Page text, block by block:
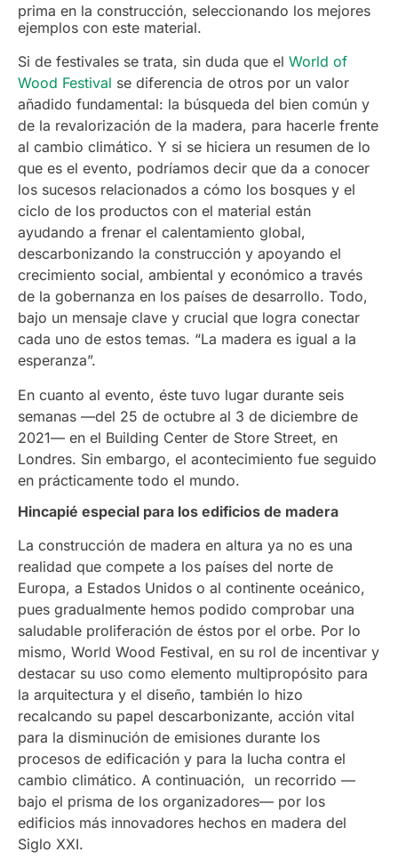
prima en la construcción, seleccionando los mejores
ejemplos con este material.
Si de festivales se trata, sin duda que el World of
Wood Festival se diferencia de otros por un valor
añadido fundamental: la búsqueda del bien común y
de la revalorización de la madera, para hacerle frente
al cambio climático. Y si se hiciera un resumen de lo
que es el evento, podríamos decir que da a conocer
los sucesos relacionados a cómo los bosques y el
ciclo de los productos con el material están
ayudando a frenar el calentamiento global,
descarbonizando la construcción y apoyando el
crecimiento social, ambiental y económico a través
de la gobernanza en los países de desarrollo. Todo,
bajo un mensaje clave y crucial que logra conectar
cada uno de estos temas. “La madera es igual a la
esperanza”.
En cuanto al evento, éste tuvo lugar durante seis
semanas —del 25 de octubre al 3 de diciembre de
2021— en el Building Center de Store Street, en
Londres. Sin embargo, el acontecimiento fue seguido
en prácticamente todo el mundo.
Hincapié especial para los edificios de madera
La construcción de madera en altura ya no es una
realidad que compete a los países del norte de
Europa, a Estados Unidos o al continente oceánico,
pues gradualmente hemos podido comprobar una
saludable proliferación de éstos por el orbe. Por lo
mismo, World Wood Festival, en su rol de incentivar y
destacar su uso como elemento multipropósito para
la arquitectura y el diseño, también lo hizo
recalcando su papel descarbonizante, acción vital
para la disminución de emisiones durante los
procesos de edificación y para la lucha contra el
cambio climático. A continuación, un recorrido —
bajo el prisma de los organizadores— por los
edificios más innovadores hechos en madera del
Siglo XXI.